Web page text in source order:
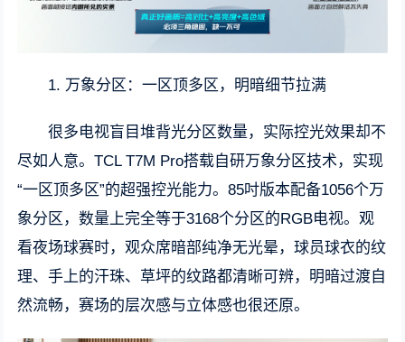
1. 万象分区：一区顶多区，明暗细节拉满
很多电视盲目堆背光分区数量，实际控光效果却不
尽如人意。TCL T7M Pro搭载自研万象分区技术，实现
“一区顶多区”的超强控光能力。85吋版本配备1056个万
象分区，数量上完全等于3168个分区的RGB电视。观
看夜场球赛时，观众席暗部纯净无光晕，球员球衣的纹
理、手上的汗珠、草坪的纹路都清晰可辨，明暗过渡自
然流畅，赛场的层次感与立体感也很还原。